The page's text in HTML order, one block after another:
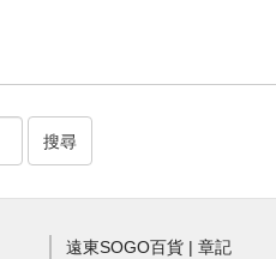
搜尋
遠東SOGO百貨 | 章記